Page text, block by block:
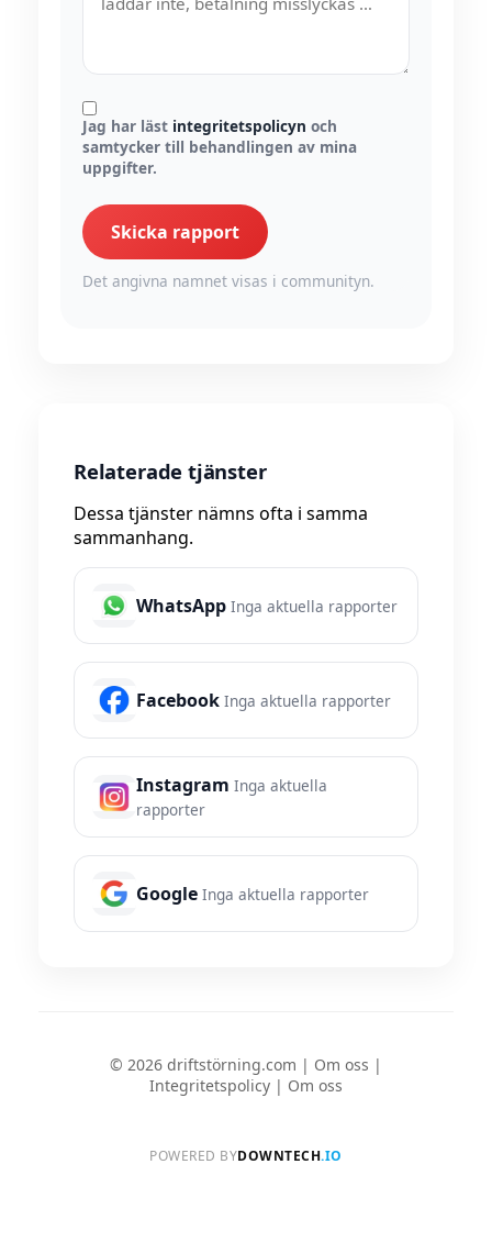
Jag har läst integritetspolicyn och
samtycker till behandlingen av mina
uppgifter.
Skicka rapport
Det angivna namnet visas i communityn.
Relaterade tjänster
Dessa tjänster nämns ofta i samma
sammanhang.
WhatsApp Inga aktuella rapporter
Facebook Inga aktuella rapporter
Instagram Inga aktuella
rapporter
Google Inga aktuella rapporter
© 2026 driftstörning.com | Om oss |
Integritetspolicy | Om oss
POWERED BYDOWNTECH.IO